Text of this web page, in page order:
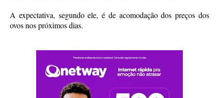
A expectativa, segundo ele, é de acomodação dos preços dos
ovos nos próximos dias.